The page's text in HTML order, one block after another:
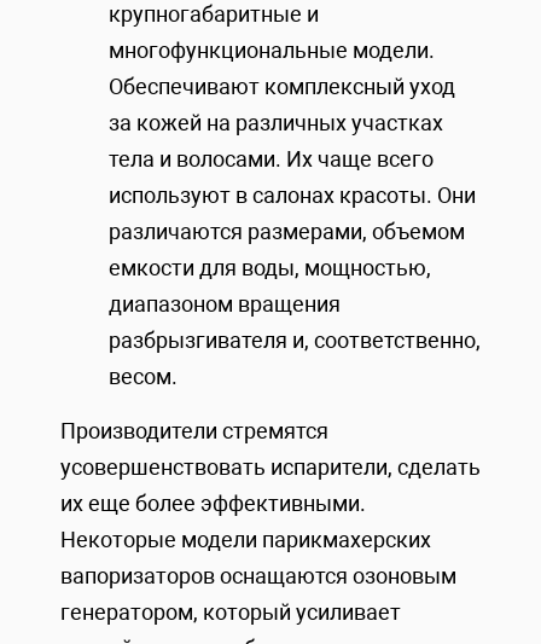
крупногабаритные и
многофункциональные модели.
Обеспечивают комплексный уход
за кожей на различных участках
тела и волосами. Их чаще всего
используют в салонах красоты. Они
различаются размерами, объемом
емкости для воды, мощностью,
диапазоном вращения
разбрызгивателя и, соответственно,
весом.
Производители стремятся
усовершенствовать испарители, сделать
их еще более эффективными.
Некоторые модели парикмахерских
вапоризаторов оснащаются озоновым
генератором, который усиливает